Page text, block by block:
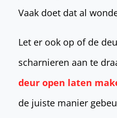
Vaak doet dat al
Let er ook op of de
scharnieren aan te
deur open laten
de juiste manier